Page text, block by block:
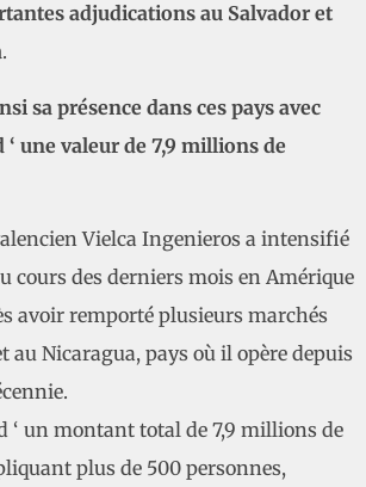
adjudications au Salvador et
.
sa présence dans ces pays avec
‘ une valeur de 7,9 millions de
Vielca Ingenieros a intensifié
cours des derniers mois en Amérique
avoir remporté plusieurs marchés
au Nicaragua, pays où il opère depuis
‘ un montant total de 7,9 millions de
plus de 500 personnes,